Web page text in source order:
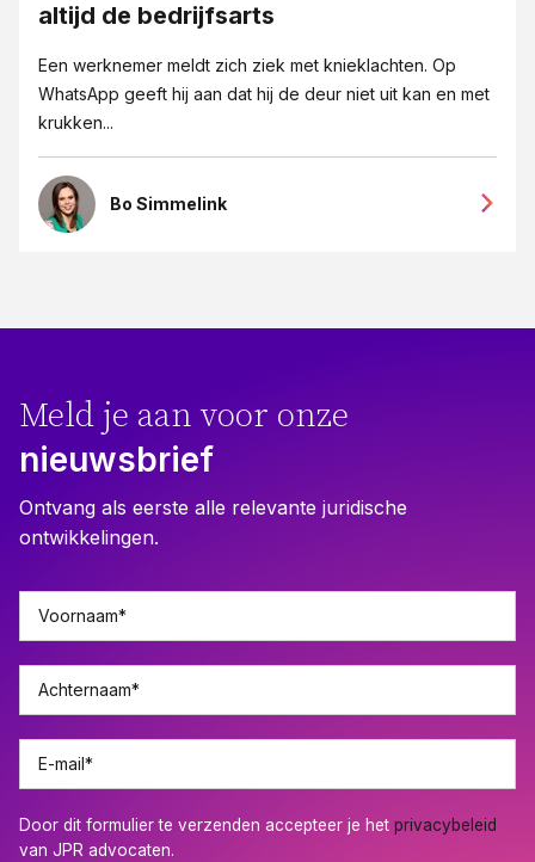
altijd de bedrijfsarts
Een werknemer meldt zich ziek met knieklachten. Op
WhatsApp geeft hij aan dat hij de deur niet uit kan en met
krukken...
Bo Simmelink
Meld je aan voor onze
nieuwsbrief
Ontvang als eerste alle relevante juridische
ontwikkelingen.
Voornaam*
Achternaam*
E-mail*
Door dit formulier te verzenden accepteer je het privacybeleid
van JPR advocaten.